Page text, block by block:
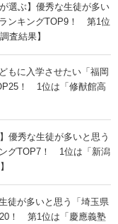
選ぶ】優秀な生徒が多い
ンキングTOP9！ 第1位
査結果】
もに入学させたい「福岡
！ 1位は「修猷館高
優秀な生徒が多いと思う
ングTOP7！ 1位は「新潟
徒が多いと思う「埼玉県
！ 第1位は「慶應義塾